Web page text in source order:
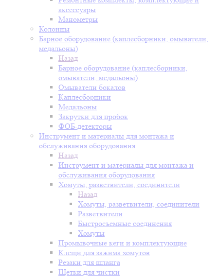
аксессуары
Манометры
Колонны
Барное оборудование (каплесборники, омыватели,
медальоны)
Назад
Барное оборудование (каплесборники,
омыватели, медальоны)
Омыватели бокалов
Каплесборники
Медальоны
Закрутки для пробок
ФОБ-детекторы
Инструмент и материалы для монтажа и
обслуживания оборудования
Назад
Инструмент и материалы для монтажа и
обслуживания оборудования
Хомуты, разветвители, соединители
Назад
Хомуты, разветвители, соединители
Разветвители
Быстросъемные соединения
Хомуты
Промывочные кеги и комплектующие
Клещи для зажима хомутов
Резаки для шланга
Щетки для чистки